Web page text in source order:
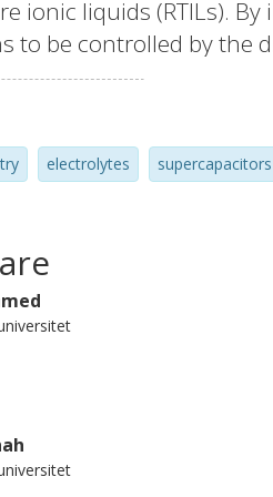
ionic liquids (RTILs).
to be controlled by the
dependent.
(Tg), the highest
stability
it
after 10,000 cycles at
have electrochemical
operating at
electrolytes supercapacitors